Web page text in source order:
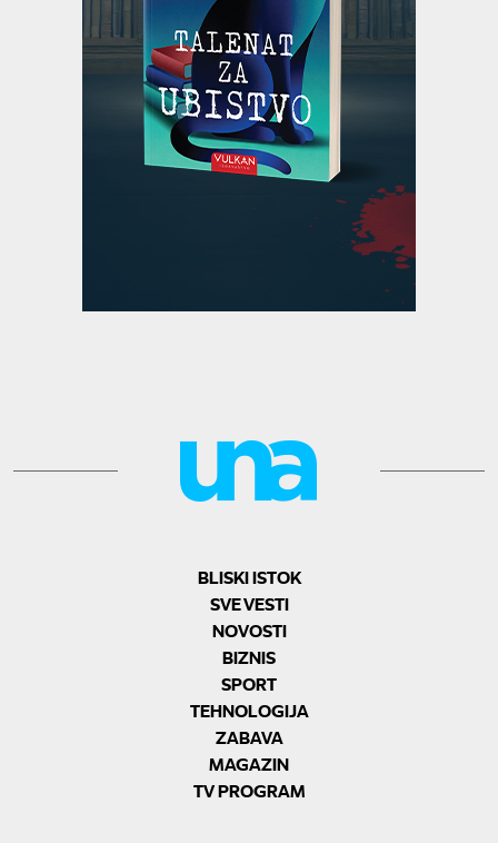
BLISKI ISTOK
SVE VESTI
NOVOSTI
BIZNIS
SPORT
TEHNOLOGIJA
ZABAVA
MAGAZIN
TV PROGRAM